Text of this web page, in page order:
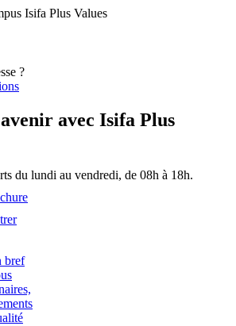
Isifa Plus Values
?
avec Isifa Plus
du lundi au vendredi, de 08h à 18h.
bref